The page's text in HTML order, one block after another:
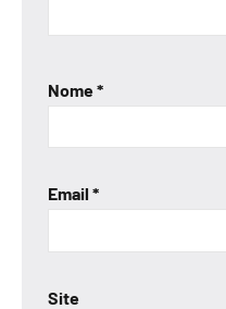
Nome*
Email *
Site